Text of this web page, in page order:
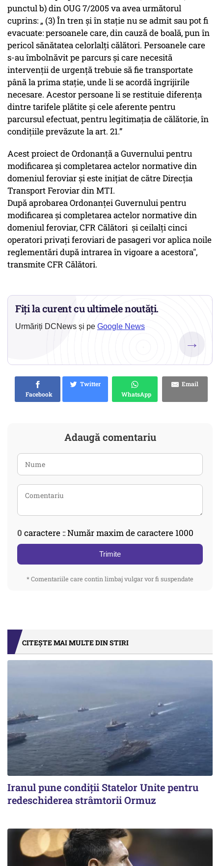
punctul b) din OUG 7/2005 va avea următorul
cuprins: „ (3) În tren şi în staţie nu se admit sau pot fi
evacuate: persoanele care, din cauză de boală, pun în
pericol sănătatea celorlalți călători. Persoanele care
s-au îmbolnăvit pe parcurs și care necesită
intervenții de urgență trebuie să fie transportate
până la prima stație, unde li se acordă îngrijirile
necesare. Acestor persoane li se restituie diferența
dintre tarifele plătite și cele aferente pentru
parcursul efectuat, pentru legitimația de călătorie, în
condițiile prevăzute la art. 21.”
Acest proiect de Ordonanță a Guvernului pentru
modificarea și completarea actelor normative din
domeniul feroviar și este inițiat de către Direcția
Transport Feroviar din MTI.
După aprobarea Ordonanței Guvernului pentru
modificarea și completarea actelor normative din
domeniul feroviar, CFR Călători și ceilalți cinci
operatori privați feroviari de pasageri vor aplica noile
reglementări după intrarea în vigoare a acestora",
transmite CFR Călători.
Fiți la curent cu ultimele noutăți.
Urmăriți DCNews și pe Google News
→
Facebook
Twitter
WhatsApp
Email
Adaugă comentariu
0 caractere :: Număr maxim de caractere 1000
Trimite
* Comentariile care contin limbaj vulgar vor fi suspendate
CITEȘTE MAI MULTE DIN STIRI
Iranul pune condiții Statelor Unite pentru
redeschiderea strâmtorii Ormuz